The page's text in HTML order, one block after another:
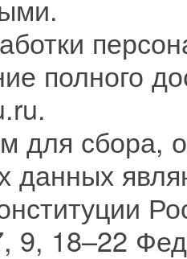
полного
для сбора,
данных
9, 18–22